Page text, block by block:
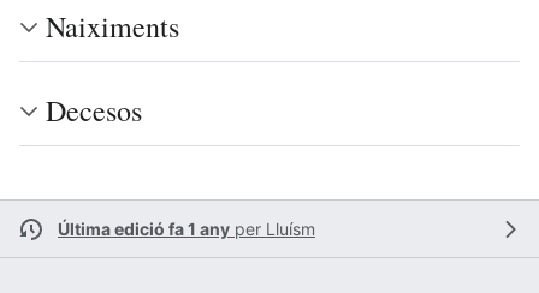
Naiximents
Decesos
Última edició fa 1 any per Lluísm